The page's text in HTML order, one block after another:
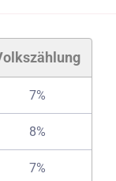
7%
8%
7%